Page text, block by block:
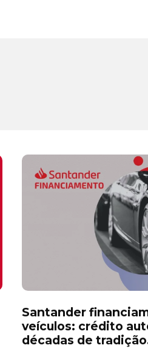
Santander
veículos: crédito
décadas de